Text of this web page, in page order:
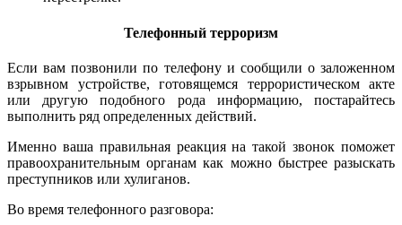
Телефонный терроризм
Если вам позвонили по телефону и сообщили о заложенном
взрывном устройстве, готовящемся террористическом акте
или другую подобного рода информацию, постарайтесь
выполнить ряд определенных действий.
Именно ваша правильная реакция на такой звонок поможет
правоохранительным органам как можно быстрее разыскать
преступников или хулиганов.
Во время телефонного разговора: